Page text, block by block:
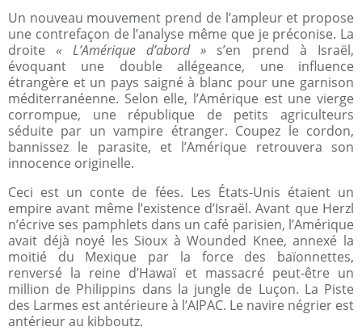
Un nouveau mouvement prend de l’ampleur et propose
une contrefaçon de l’analyse même que je préconise. La
droite « L’Amérique d’abord » s’en prend à Israël,
évoquant une double allégeance, une influence
étrangère et un pays saigné à blanc pour une garnison
méditerranéenne. Selon elle, l’Amérique est une vierge
corrompue, une république de petits agriculteurs
séduite par un vampire étranger. Coupez le cordon,
bannissez le parasite, et l’Amérique retrouvera son
innocence originelle.
Ceci est un conte de fées. Les États-Unis étaient un
empire avant même l’existence d’Israël. Avant que Herzl
n’écrive ses pamphlets dans un café parisien, l’Amérique
avait déjà noyé les Sioux à Wounded Knee, annexé la
moitié du Mexique par la force des baïonnettes,
renversé la reine d’Hawaï et massacré peut-être un
million de Philippins dans la jungle de Luçon. La Piste
des Larmes est antérieure à l’AIPAC. Le navire négrier est
antérieur au kibboutz.